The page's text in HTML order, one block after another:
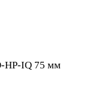
HP-IQ 75 мм